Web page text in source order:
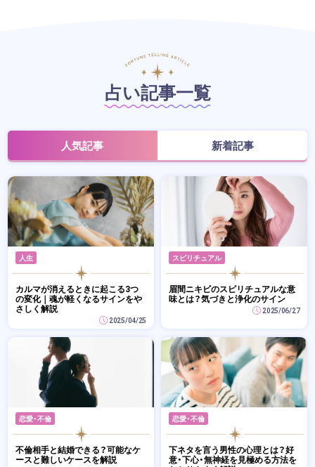
占い記事一覧
人気記事 新着記事
人生
カルマが消えるときに起こる3つ
の変化｜魂が軽くなるサインをや
さしく解説
2025/04/25
スピリチュアル
眉間ニキビのスピリチュアルな意
味とは？気づきと浄化のサイン
2025/06/27
恋愛・不倫
不倫相手と結婚できる？可能なケ
ースと難しいケースを解説
恋愛・不倫
下ネタを言う男性の心理とは？好
意・下心・無神経を見極める方法を